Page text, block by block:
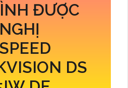
ĐƯỢC
DS